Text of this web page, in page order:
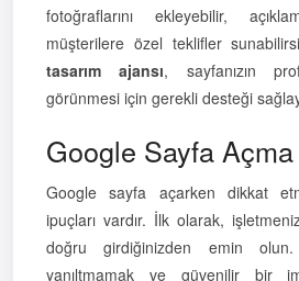
fotoğraflarını ekleyebilir,
müşterilere özel teklifler
tasarım ajansı, sayfanızın
görünmesi için gerekli desteği
Google Sayfa Açma
Google sayfa açarken dikkat
ipuçları vardır. İlk olarak,
doğru girdiğinizden emin
yanıltmamak ve güvenilir bir